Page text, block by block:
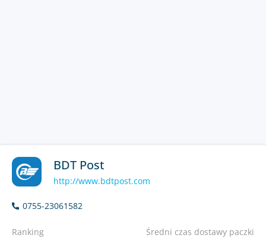
BDT Post
http://www.bdtpost.com
0755-23061582
Ranking Średni czas dostawy paczki